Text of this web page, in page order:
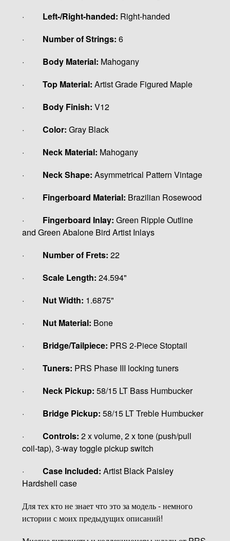
· Left-/Right-handed: Right-handed
· Number of Strings: 6
· Body Material: Mahogany
· Top Material: Artist Grade Figured Maple
· Body Finish: V12
· Color: Gray Black
· Neck Material: Mahogany
· Neck Shape: Asymmetrical Pattern Vintage
· Fingerboard Material: Brazilian Rosewood
· Fingerboard Inlay: Green Ripple Outline
and Green Abalone Bird Artist Inlays
· Number of Frets: 22
· Scale Length: 24.594"
· Nut Width: 1.6875"
· Nut Material: Bone
· Bridge/Tailpiece: PRS 2-Piece Stoptail
· Tuners: PRS Phase III locking tuners
· Neck Pickup: 58/15 LT Bass Humbucker
· Bridge Pickup: 58/15 LT Treble Humbucker
· Controls: 2 x volume, 2 x tone (push/pull
coil-tap), 3-way toggle pickup switch
· Case Included: Artist Black Paisley
Hardshell case
Для тех кто не знает что это за модель - немного
истории с моих предыдущих описаний!